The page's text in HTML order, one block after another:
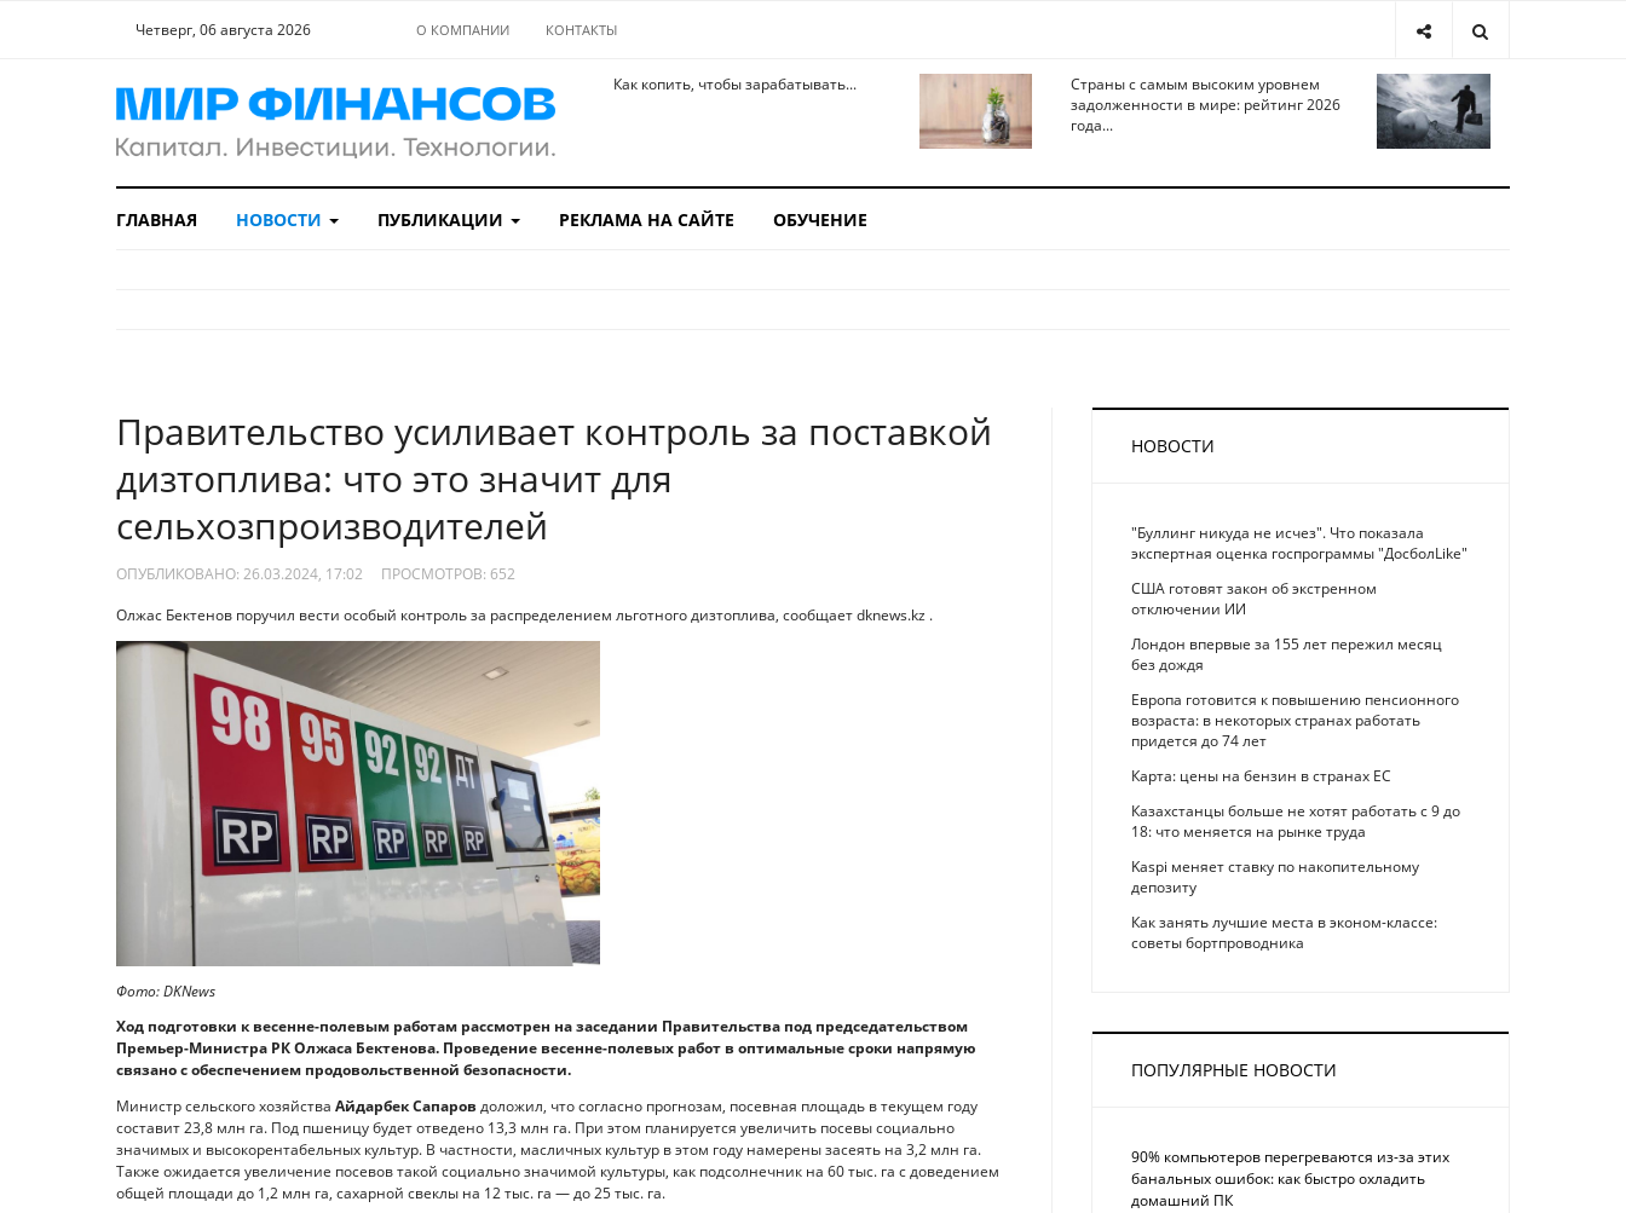
Четверг, 06 августа 2026 О КОМПАНИИ КОНТАКТЫ
Как копить, чтобы зарабатывать...
Страны с самым высоким уровнем
задолженности в мире: рейтинг 2026
года...
ГЛАВНАЯ НОВОСТИ ПУБЛИКАЦИИ РЕКЛАМА НА САЙТЕ ОБУЧЕНИЕ
Правительство усиливает контроль за поставкой
дизтоплива: что это значит для
сельхозпроизводителей
ОПУБЛИКОВАНО: 26.03.2024, 17:02 ПРОСМОТРОВ: 652
Олжас Бектенов поручил вести особый контроль за распределением льготного дизтоплива, сообщает dknews.kz .
Фото: DKNews
Ход подготовки к весенне-полевым работам рассмотрен на заседании Правительства под председательством
Премьер-Министра РК Олжаса Бектенова. Проведение весенне-полевых работ в оптимальные сроки напрямую
связано с обеспечением продовольственной безопасности.
Министр сельского хозяйства Айдарбек Сапаров доложил, что согласно прогнозам, посевная площадь в текущем году
составит 23,8 млн га. Под пшеницу будет отведено 13,3 млн га. При этом планируется увеличить посевы социально
значимых и высокорентабельных культур. В частности, масличных культур в этом году намерены засеять на 3,2 млн га.
Также ожидается увеличение посевов такой социально значимой культуры, как подсолнечник на 60 тыс. га с доведением
общей площади до 1,2 млн га, сахарной свеклы на 12 тыс. га — до 25 тыс. га.
НОВОСТИ
"Буллинг никуда не исчез". Что показала
экспертная оценка госпрограммы "ДосболLike"
США готовят закон об экстренном
отключении ИИ
Лондон впервые за 155 лет пережил месяц
без дождя
Европа готовится к повышению пенсионного
возраста: в некоторых странах работать
придется до 74 лет
Карта: цены на бензин в странах ЕС
Казахстанцы больше не хотят работать с 9 до
18: что меняется на рынке труда
Kaspi меняет ставку по накопительному
депозиту
Как занять лучшие места в эконом-классе:
советы бортпроводника
ПОПУЛЯРНЫЕ НОВОСТИ
90% компьютеров перегреваются из-за этих
банальных ошибок: как быстро охладить
домашний ПК